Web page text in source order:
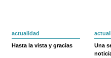
actualidad
Hasta la vista y gracias
Una